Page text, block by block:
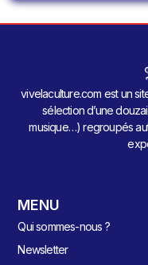
vivelaculture.com est un
sélection d’une
musique…) regroupés
MENU
Qui sommes-nous ?
Newsletter